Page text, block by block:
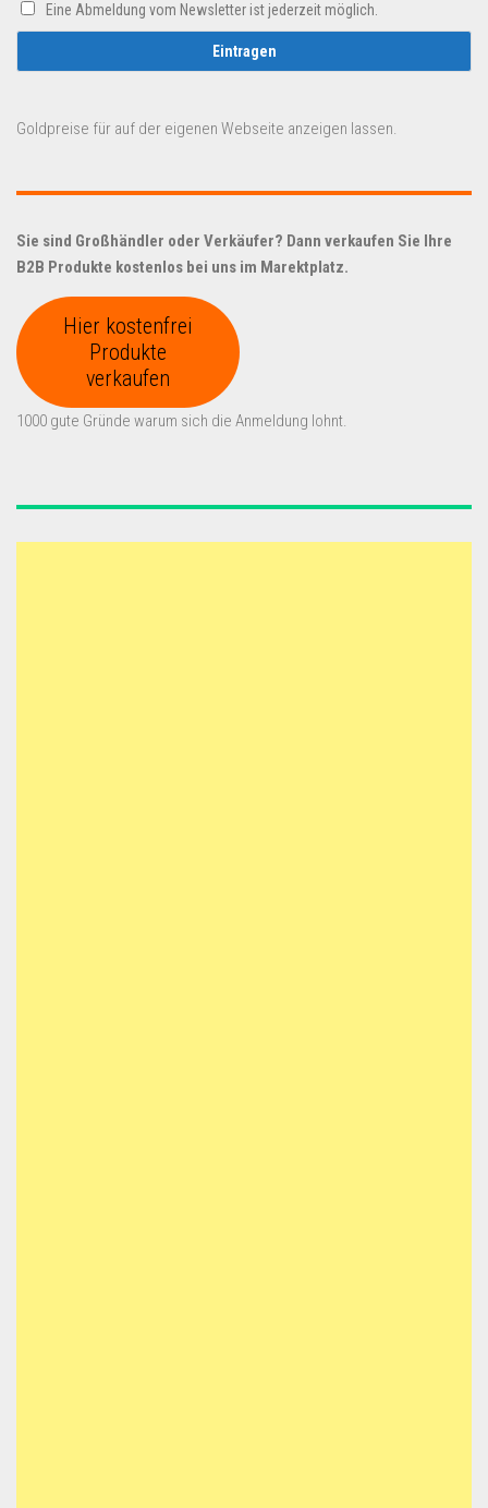
Eine Abmeldung vom Newsletter ist jederzeit möglich.
Goldpreise für auf der eigenen Webseite anzeigen lassen.
Sie sind Großhändler oder Verkäufer? Dann verkaufen Sie Ihre
B2B Produkte kostenlos bei uns im Marektplatz.
Hier kostenfrei
Produkte
verkaufen
1000 gute Gründe warum sich die Anmeldung lohnt.